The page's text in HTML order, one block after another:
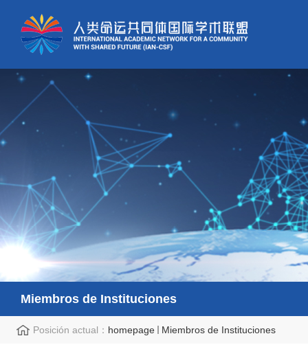
Miembros de Instituciones
Posición actual： homepage Miembros de Instituciones